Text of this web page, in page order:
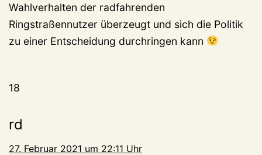
Wahlverhalten der radfahrenden
Ringstraßennutzer überzeugt und sich die Politik
zu einer Entscheidung durchringen kann
18
rd
27. Februar 2021 um 22:11 Uhr